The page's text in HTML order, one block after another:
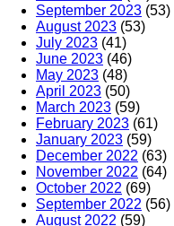
September 2023 (53)
August 2023 (53)
July 2023 (41)
June 2023 (46)
May 2023 (48)
April 2023 (50)
March 2023 (59)
February 2023 (61)
January 2023 (59)
December 2022 (63)
November 2022 (64)
October 2022 (69)
September 2022 (56)
August 2022 (59)